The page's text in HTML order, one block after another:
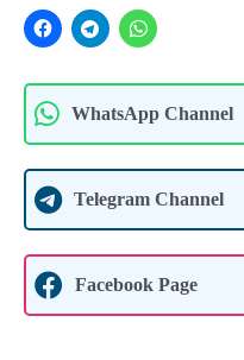
WhatsApp Channel
Telegram Channel
Facebook Page